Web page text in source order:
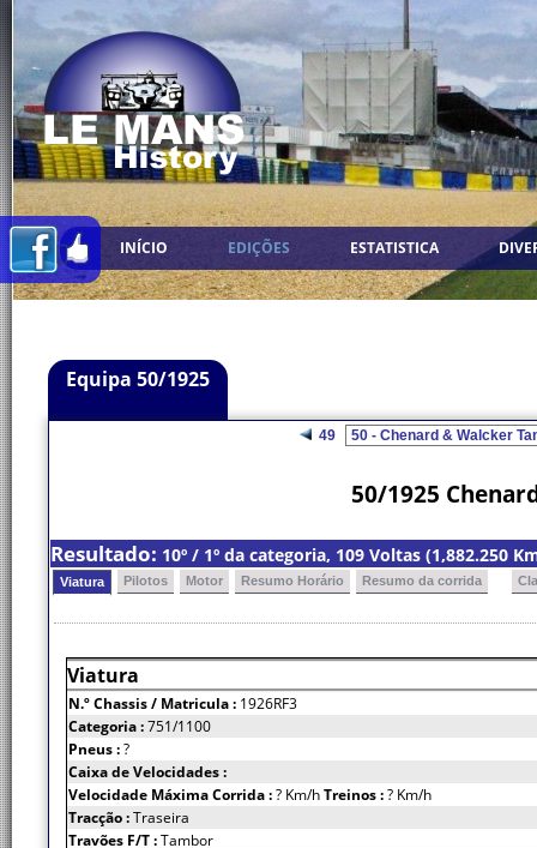
INÍCIO EDIÇÕES ESTATISTICA
Equipa 50/1925
49
50/1925
Resultado: 10º / 1º da categoria, 109 Voltas (1,882.250
Viatura Pilotos Motor Resumo Horário Resumo da corrida
Viatura
N.º Chassis/ Matricula : 1926RF3
Categoria :751/1100
Pneus :?
Caixa de Velocidades :
Velocidade Máxima Corrida :? Km/hTreinos :? Km/h
Tracção :Traseira
Travões F/T :Tambor